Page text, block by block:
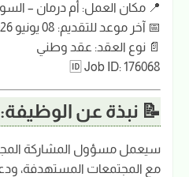
📍 مكان العمل: أم درمان –
📅 آخر موعد للتقديم: 08 يونيو 2026
📄 نوع العقد: عقد وطني
🆔 Job ID: 176068
📝 نبذة عن الوظيفة:
سيعمل مسؤول المشاركة
مع المجتمعات المستهدفة،